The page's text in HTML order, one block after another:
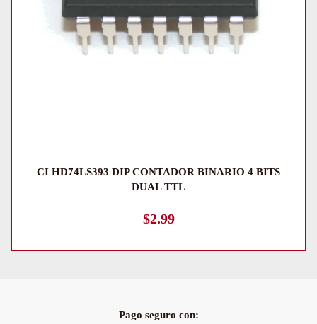
CI HD74LS393 DIP CONTADOR BINARIO 4 BITS
DUAL TTL
$2.99
Pago seguro con: